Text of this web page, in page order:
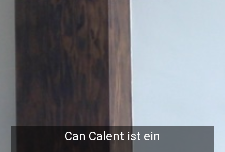
Can Calent ist ein